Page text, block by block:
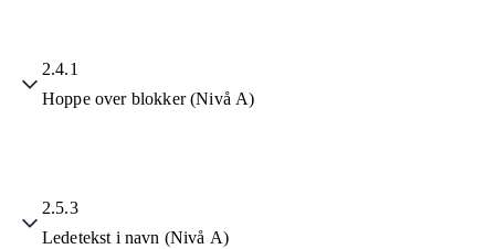
2.4.1
Hoppe over blokker (Nivå A)
2.5.3
Ledetekst i navn (Nivå A)